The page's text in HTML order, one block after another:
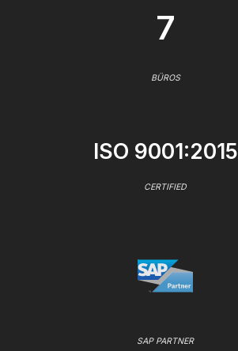
7
BÜROS
ISO 9001:2015
CERTIFIED
SAP PARTNER